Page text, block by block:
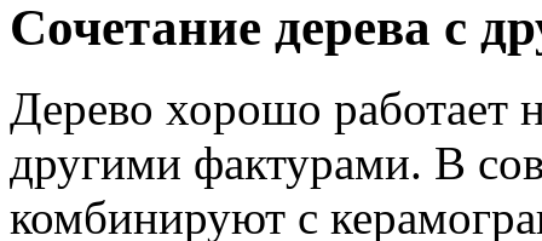
Сочетание дерева с
Дерево хорошо работает
другими фактурами. В
комбинируют с